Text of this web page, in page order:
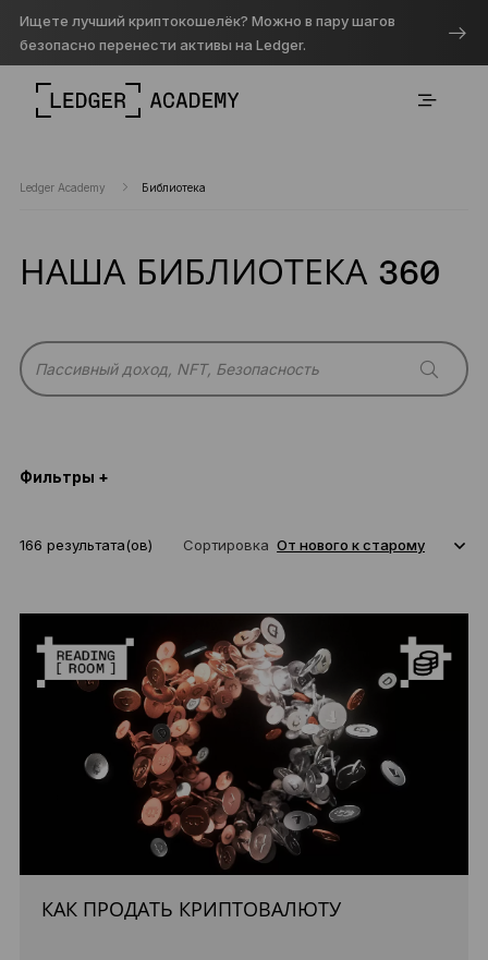
Ищете лучший криптокошелёк? Можно в пару шагов
безопасно перенести активы на Ledger.
Ledger Academy Библиотека
НАША БИБЛИОТЕКА 360
Фильтры +
166 результата(ов) Сортировка
КАК ПРОДАТЬ КРИПТОВАЛЮТУ